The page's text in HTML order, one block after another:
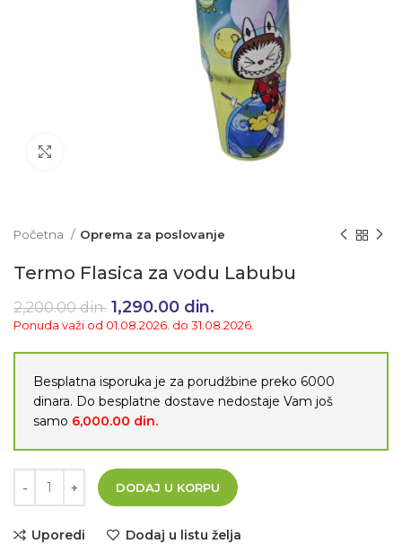
Početna Oprema za poslovanje
Termo Flasica za vodu Labubu
2,200.00din. Originalna cena je bila:
2,200.00 din..
1,290.00 din.
1,290.00 din..
Ponuda važi od 01.08.2026. do 31.08.2026.
Besplatna isporuka je za porudžbine preko 6000
dinara. Do besplatne dostave nedostaje Vam još
samo 6,000.00 din.
DODAJ U KORPU
Uporedi Dodaj u listu želja